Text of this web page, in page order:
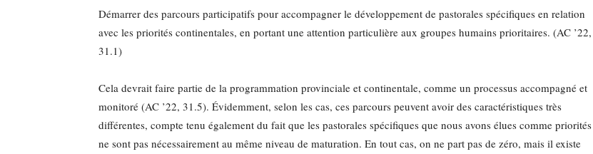
Démarrer des parcours participatifs pour accompagner le développement de pastorales spécifiques en relation
avec les priorités continentales, en portant une attention particulière aux groupes humains prioritaires. (AC ’22,
31.1)
Cela devrait faire partie de la programmation provinciale et continentale, comme un processus accompagné et
monitoré (AC ’22, 31.5). Évidemment, selon les cas, ces parcours peuvent avoir des caractéristiques très
différentes, compte tenu également du fait que les pastorales spécifiques que nous avons élues comme priorités
ne sont pas nécessairement au même niveau de maturation. En tout cas, on ne part pas de zéro, mais il existe